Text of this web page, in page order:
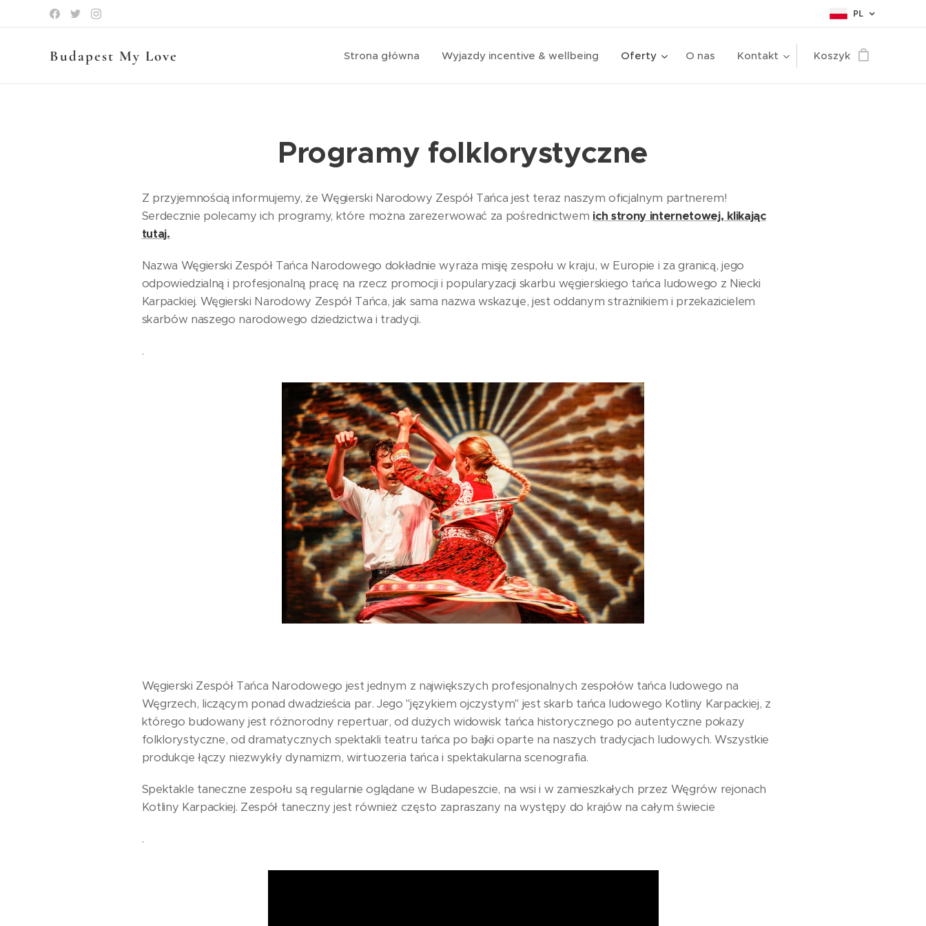
PL
Budapest My Love Strona główna Wyjazdy incentive & wellbeing Oferty O nas Kontakt Koszyk
Programy folklorystyczne
Z przyjemnością informujemy, że Węgierski Narodowy Zespół Tańca jest teraz naszym oficjalnym partnerem!
Serdecznie polecamy ich programy, które można zarezerwować za pośrednictwem ich strony internetowej, klikając
tutaj.
Nazwa Węgierski Zespół Tańca Narodowego dokładnie wyraża misję zespołu w kraju, w Europie i za granicą, jego
odpowiedzialną i profesjonalną pracę na rzecz promocji i popularyzacji skarbu węgierskiego tańca ludowego z Niecki
Karpackiej. Węgierski Narodowy Zespół Tańca, jak sama nazwa wskazuje, jest oddanym strażnikiem i przekazicielem
skarbów naszego narodowego dziedzictwa i tradycji.
.
Węgierski Zespół Tańca Narodowego jest jednym z największych profesjonalnych zespołów tańca ludowego na
Węgrzech, liczącym ponad dwadzieścia par. Jego "językiem ojczystym" jest skarb tańca ludowego Kotliny Karpackiej, z
którego budowany jest różnorodny repertuar, od dużych widowisk tańca historycznego po autentyczne pokazy
folklorystyczne, od dramatycznych spektakli teatru tańca po bajki oparte na naszych tradycjach ludowych. Wszystkie
produkcje łączy niezwykły dynamizm, wirtuozeria tańca i spektakularna scenografia.
Spektakle taneczne zespołu są regularnie oglądane w Budapeszcie, na wsi i w zamieszkałych przez Węgrów rejonach
Kotliny Karpackiej. Zespół taneczny jest również często zapraszany na występy do krajów na całym świecie
.